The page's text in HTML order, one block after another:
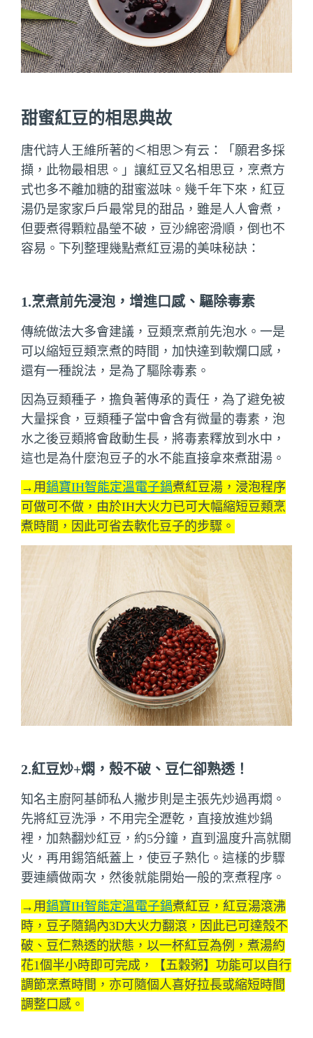
甜蜜紅豆的相思典故
唐代詩人王維所著的＜相思＞有云：「願君多採
擷，此物最相思。」讓紅豆又名相思豆，烹煮方
式也多不離加糖的甜蜜滋味。幾千年下來，紅豆
湯仍是家家戶戶最常見的甜品，雖是人人會煮，
但要煮得顆粒晶瑩不破，豆沙綿密滑順，倒也不
容易。下列整理幾點煮紅豆湯的美味秘訣：
1.烹煮前先浸泡，增進口感、驅除毒素
傳統做法大多會建議，豆類烹煮前先泡水。一是
可以縮短豆類烹煮的時間，加快達到軟爛口感，
還有一種說法，是為了驅除毒素。
因為豆類種子，擔負著傳承的責任，為了避免被
大量採食，豆類種子當中會含有微量的毒素，泡
水之後豆類將會啟動生長，將毒素釋放到水中，
這也是為什麼泡豆子的水不能直接拿來煮甜湯。
→用鍋寶IH智能定溫電子鍋煮紅豆湯，浸泡程序
可做可不做，由於IH大火力已可大幅縮短豆類烹
煮時間，因此可省去軟化豆子的步驟。
2.紅豆炒+燜，殼不破、豆仁卻熟透！
知名主廚阿基師私人撇步則是主張先炒過再燜。
先將紅豆洗淨，不用完全瀝乾，直接放進炒鍋
裡，加熱翻炒紅豆，約5分鐘，直到溫度升高就關
火，再用錫箔紙蓋上，使豆子熟化。這樣的步驟
要連續做兩次，然後就能開始一般的烹煮程序。
→用鍋寶IH智能定溫電子鍋煮紅豆，紅豆湯滾沸
時，豆子隨鍋內3D大火力翻滾，因此已可達殼不
破、豆仁熟透的狀態，以一杯紅豆為例，煮湯約
花1個半小時即可完成，【五穀粥】功能可以自行
調節烹煮時間，亦可隨個人喜好拉長或縮短時間
調整口感。